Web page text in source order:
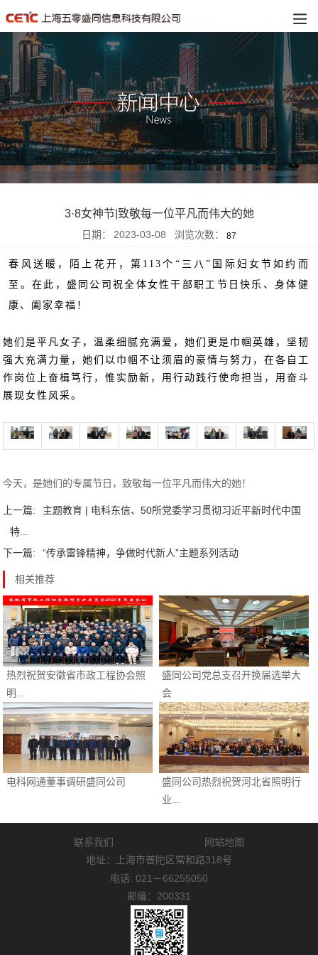
3·8女神节|致敬每一位平凡而伟大的她
日期： 2023-03-08 浏览次数： 87
春风送暖，陌上花开，第113个“三八”国际妇女节如约而
至。在此，盛同公司祝全体女性干部职工节日快乐、身体健
康、阖家幸福！
她们是平凡女子，温柔细腻充满爱，她们更是巾帼英雄，坚韧
强大充满力量，她们以巾帼不让须眉的豪情与努力，在各自工
作岗位上奋楫笃行，惟实励新，用行动践行使命担当，用奋斗
展现女性风采。
今天，是她们的专属节日，致敬每一位平凡而伟大的她！
上一篇:
主题教育 | 电科东信、50所党委学习贯彻习近平新时代中国
特...
下一篇:
“传承雷锋精神，争做时代新人”主题系列活动
相关推荐
热烈祝贺安徽省市政工程协会照
明...
盛同公司党总支召开换届选举大
会
电科网通董事调研盛同公司
盛同公司热烈祝贺河北省照明行
业...
联系我们
网站地图
地址：上海市普陀区常和路318号
电话: 021－66255050
邮编：200331